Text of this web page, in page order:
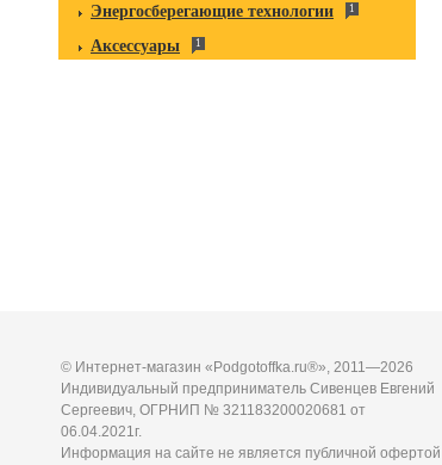
Энергосберегающие технологии 1
Аксессуары 1
© Интернет-магазин «Podgotoffka.ru®», 2011—2026
Индивидуальный предприниматель Сивенцев Евгений
Сергеевич, ОГРНИП № 321183200020681 от
06.04.2021г.
Информация на сайте не является публичной офертой